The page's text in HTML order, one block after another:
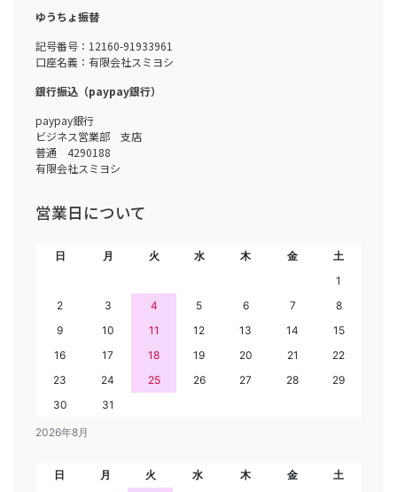
ゆうちょ振替
記号番号：12160-91933961
口座名義：有限会社スミヨシ
銀行振込（paypay銀行）
paypay銀行
ビジネス営業部 支店
普通 4290188
有限会社スミヨシ
営業日について
2026年8月
日 月 火 水 木 金
土
1
2
3 4 5 6 7
8
9
10 11 12 13 14
15
16
17 18 19 20 21
22
23
24 25 26 27 28
29
30
31
日 月 火 水 木 金
土